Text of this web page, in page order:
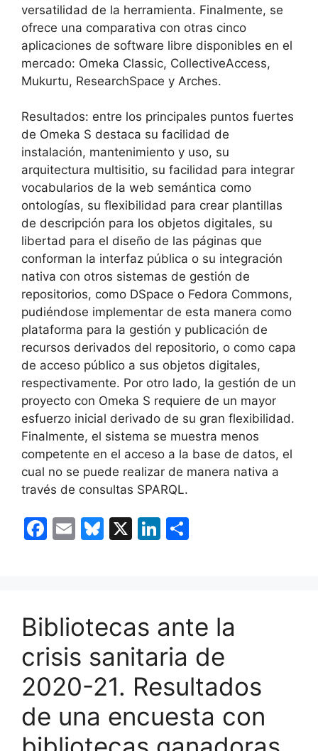
versatilidad de la herramienta. Finalmente, se
ofrece una comparativa con otras cinco
aplicaciones de software libre disponibles en el
mercado: Omeka Classic, CollectiveAccess,
Mukurtu, ResearchSpace y Arches.
Resultados: entre los principales puntos fuertes
de Omeka S destaca su facilidad de
instalación, mantenimiento y uso, su
arquitectura multisitio, su facilidad para integrar
vocabularios de la web semántica como
ontologías, su flexibilidad para crear plantillas
de descripción para los objetos digitales, su
libertad para el diseño de las páginas que
conforman la interfaz pública o su integración
nativa con otros sistemas de gestión de
repositorios, como DSpace o Fedora Commons,
pudiéndose implementar de esta manera como
plataforma para la gestión y publicación de
recursos derivados del repositorio, o como capa
de acceso público a sus objetos digitales,
respectivamente. Por otro lado, la gestión de un
proyecto con Omeka S requiere de un mayor
esfuerzo inicial derivado de su gran flexibilidad.
Finalmente, el sistema se muestra menos
competente en el acceso a la base de datos, el
cual no se puede realizar de manera nativa a
través de consultas SPARQL.
F
b
o
o
k
E
Bl
k
y
X
Li
dI
n
ar
tir
Bibliotecas ante la
crisis sanitaria de
2020-21. Resultados
de una encuesta con